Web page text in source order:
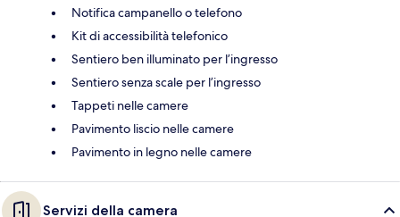
Notifica campanello o telefono
Kit di accessibilità telefonico
Sentiero ben illuminato per l’ingresso
Sentiero senza scale per l’ingresso
Tappeti nelle camere
Pavimento liscio nelle camere
Pavimento in legno nelle camere
Servizi della camera